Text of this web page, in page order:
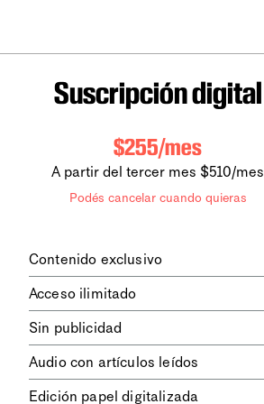
Suscripción digital
$255/mes
A partir del tercer mes $510/mes
Podés cancelar cuando quieras
Contenido exclusivo
digitales dela diaria
los contenidos de Le Monde
diplomatique.
Acceso ilimitado
contenidos.
Sin publicidad
publicitarios.
Audio con artículos leídos
Edición papel digitalizada